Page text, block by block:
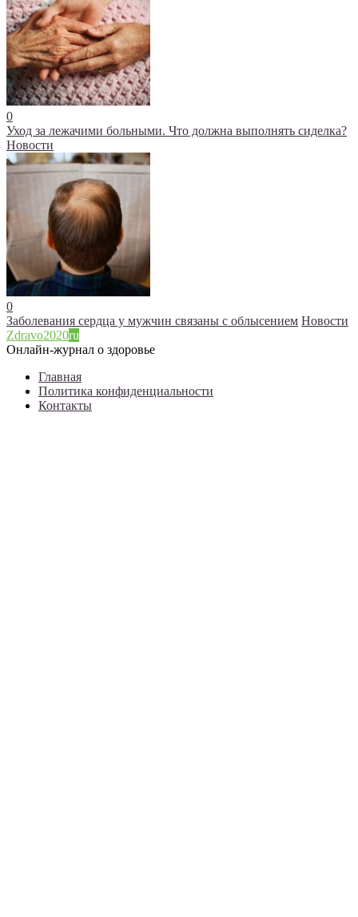
0
Уход за лежачими больными. Что должна выполнять сиделка?
Новости
0
Заболевания сердца у мужчин связаны с облысением Новости
Zdravo2020ru
Онлайн-журнал о здоровье
Главная
Политика конфиденциальности
Контакты